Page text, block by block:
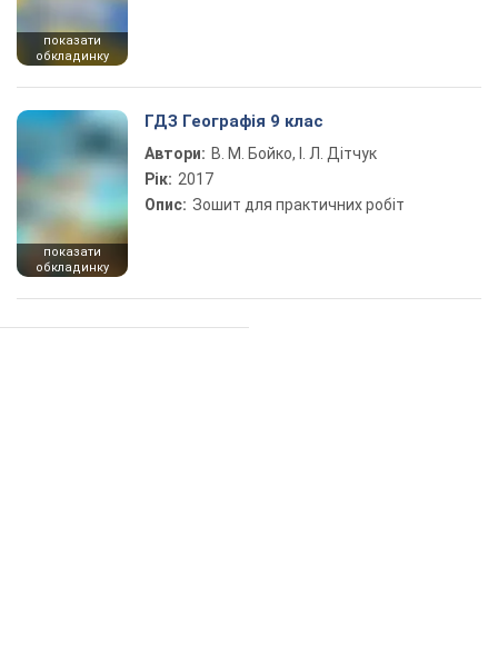
показати
обкладинку
показати
обкладинку
ГДЗ Географія 9 клас
Автори: В. М. Бойко, І. Л. Дітчук
Рік: 2017
Опис: Зошит для практичних робіт